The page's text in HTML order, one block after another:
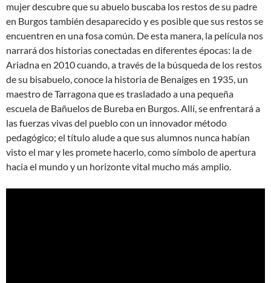
mujer descubre que su abuelo buscaba los restos de su padre
en Burgos también desaparecido y es posible que sus restos se
encuentren en una fosa común. De esta manera, la película nos
narrará dos historias conectadas en diferentes épocas: la de
Ariadna en 2010 cuando, a través de la búsqueda de los restos
de su bisabuelo, conoce la historia de Benaiges en 1935, un
maestro de Tarragona que es trasladado a una pequeña
escuela de Bañuelos de Bureba en Burgos. Allí, se enfrentará a
las fuerzas vivas del pueblo con un innovador método
pedagógico; el título alude a que sus alumnos nunca habían
visto el mar y les promete hacerlo, como símbolo de apertura
hacia el mundo y un horizonte vital mucho más amplio.